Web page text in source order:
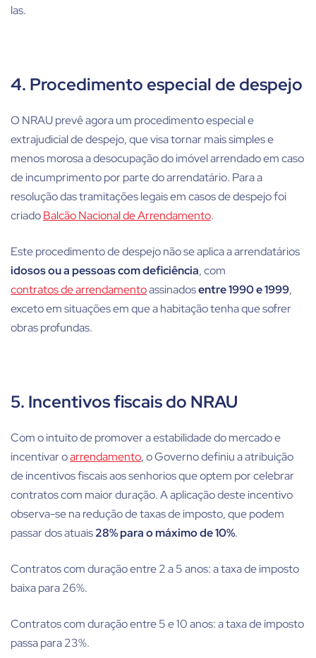
las.
4. Procedimento especial de despejo
O NRAU prevê agora um procedimento especial e
extrajudicial de despejo, que visa tornar mais simples e
menos morosa a desocupação do imóvel arrendado em caso
de incumprimento por parte do arrendatário. Para a
resolução das tramitações legais em casos de despejo foi
criadoBalcão Nacional de Arrendamento.
Este procedimento de despejo não se aplica a arrendatários
idosos ou a pessoas com deficiência, com
contratos de arrendamentoassinadosentre 1990 e 1999,
exceto em situações em que a habitação tenha que sofrer
obras profundas.
5. Incentivos fiscais do NRAU
Com o intuito de promover a estabilidade do mercado e
incentivar oarrendamento, o Governo definiu a atribuição
de incentivos fiscais aos senhorios que optem por celebrar
contratos com maior duração. A aplicação deste incentivo
observa-se na redução de taxas de imposto, que podem
passar dos atuais28% para o máximo de 10%.
Contratos com duração entre 2 a 5 anos: a taxa de imposto
baixa para 26%.
Contratos com duração entre 5 e 10 anos: a taxa de imposto
passa para 23%.